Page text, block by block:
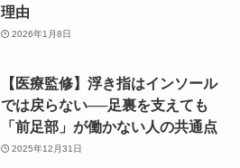
理由
2026年1月8日
【医療監修】浮き指はインソール
では戻らない──足裏を支えても
「前足部」が働かない人の共通点
2025年12月31日